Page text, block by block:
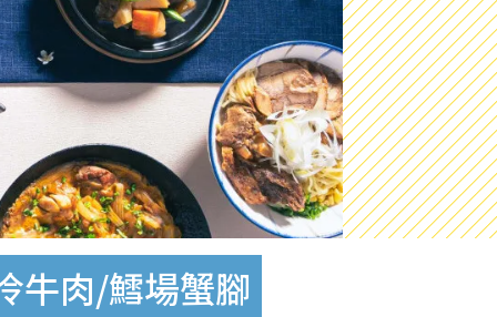
牛肉/鱈場蟹腳